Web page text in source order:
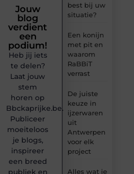
best bij uw
situatie?
Een konijn
met pit en
waarom
RaBBiT
verrast
De juiste
keuze in
ijzerwaren
uit
Antwerpen
voor elk
project
Alles wat je
Jouw
blog
verdient
een
podium!
Heb jij iets
te delen?
Laat jouw
stem
horen op
Bbckaprijke.be.
Publiceer
moeiteloos
je blogs,
inspireer
een breed
publiek en